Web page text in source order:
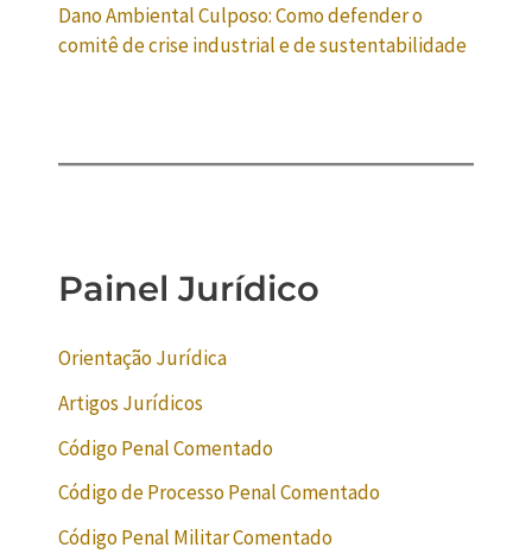
Dano Ambiental Culposo: Como defender o
comitê de crise industrial e de sustentabilidade
Painel Jurídico
Orientação Jurídica
Artigos Jurídicos
Código Penal Comentado
Código de Processo Penal Comentado
Código Penal Militar Comentado